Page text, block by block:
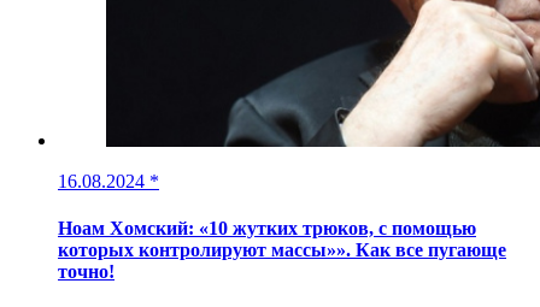
16.08.2024 *
Ноам Хомский: «10 жутких трюков, с помощью
которых контролируют массы»». Как все пугающе
точно!